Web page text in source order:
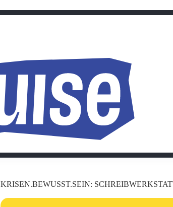
KRISEN.BEWUSST.SEIN: